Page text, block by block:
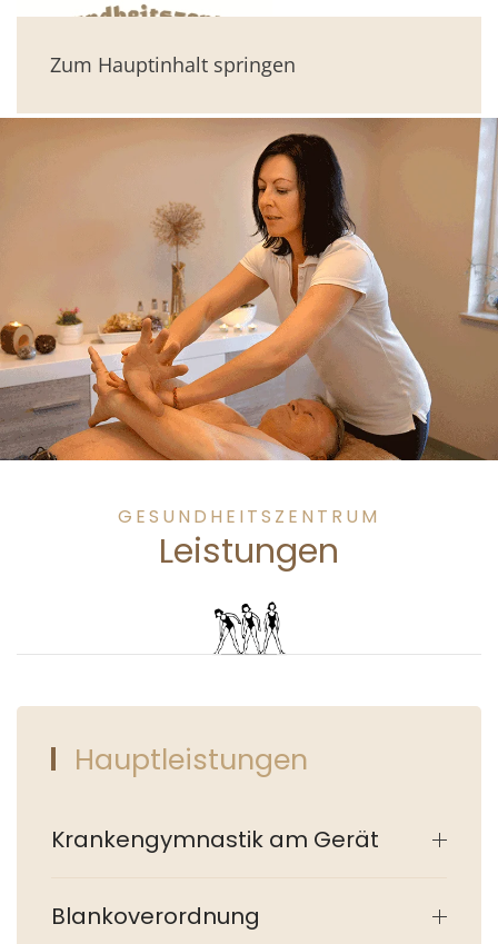
Zum Hauptinhalt springen
GESUNDHEITSZENTRUM
Leistungen
Hauptleistungen
Krankengymnastik am Gerät
Blankoverordnung